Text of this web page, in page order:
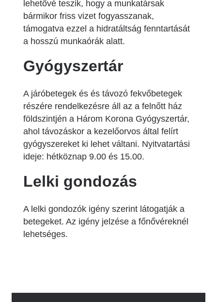
lehetővé teszik, hogy a munkatársak
bármikor friss vizet fogyasszanak,
támogatva ezzel a hidratáltság fenntartását
a hosszú munkaórák alatt.
Gyógyszertár
A járóbetegek és és távozó fekvőbetegek
részére rendelkezésre áll az a felnőtt ház
földszintjén a Három Korona Gyógyszertár,
ahol távozáskor a kezelőorvos által felírt
gyógyszereket ki lehet váltani. Nyitvatartási
ideje: hétköznap 9.00 és 15.00.
Lelki gondozás
A lelki gondozók igény szerint látogatják a
betegeket. Az igény jelzése a főnővéreknél
lehetséges.